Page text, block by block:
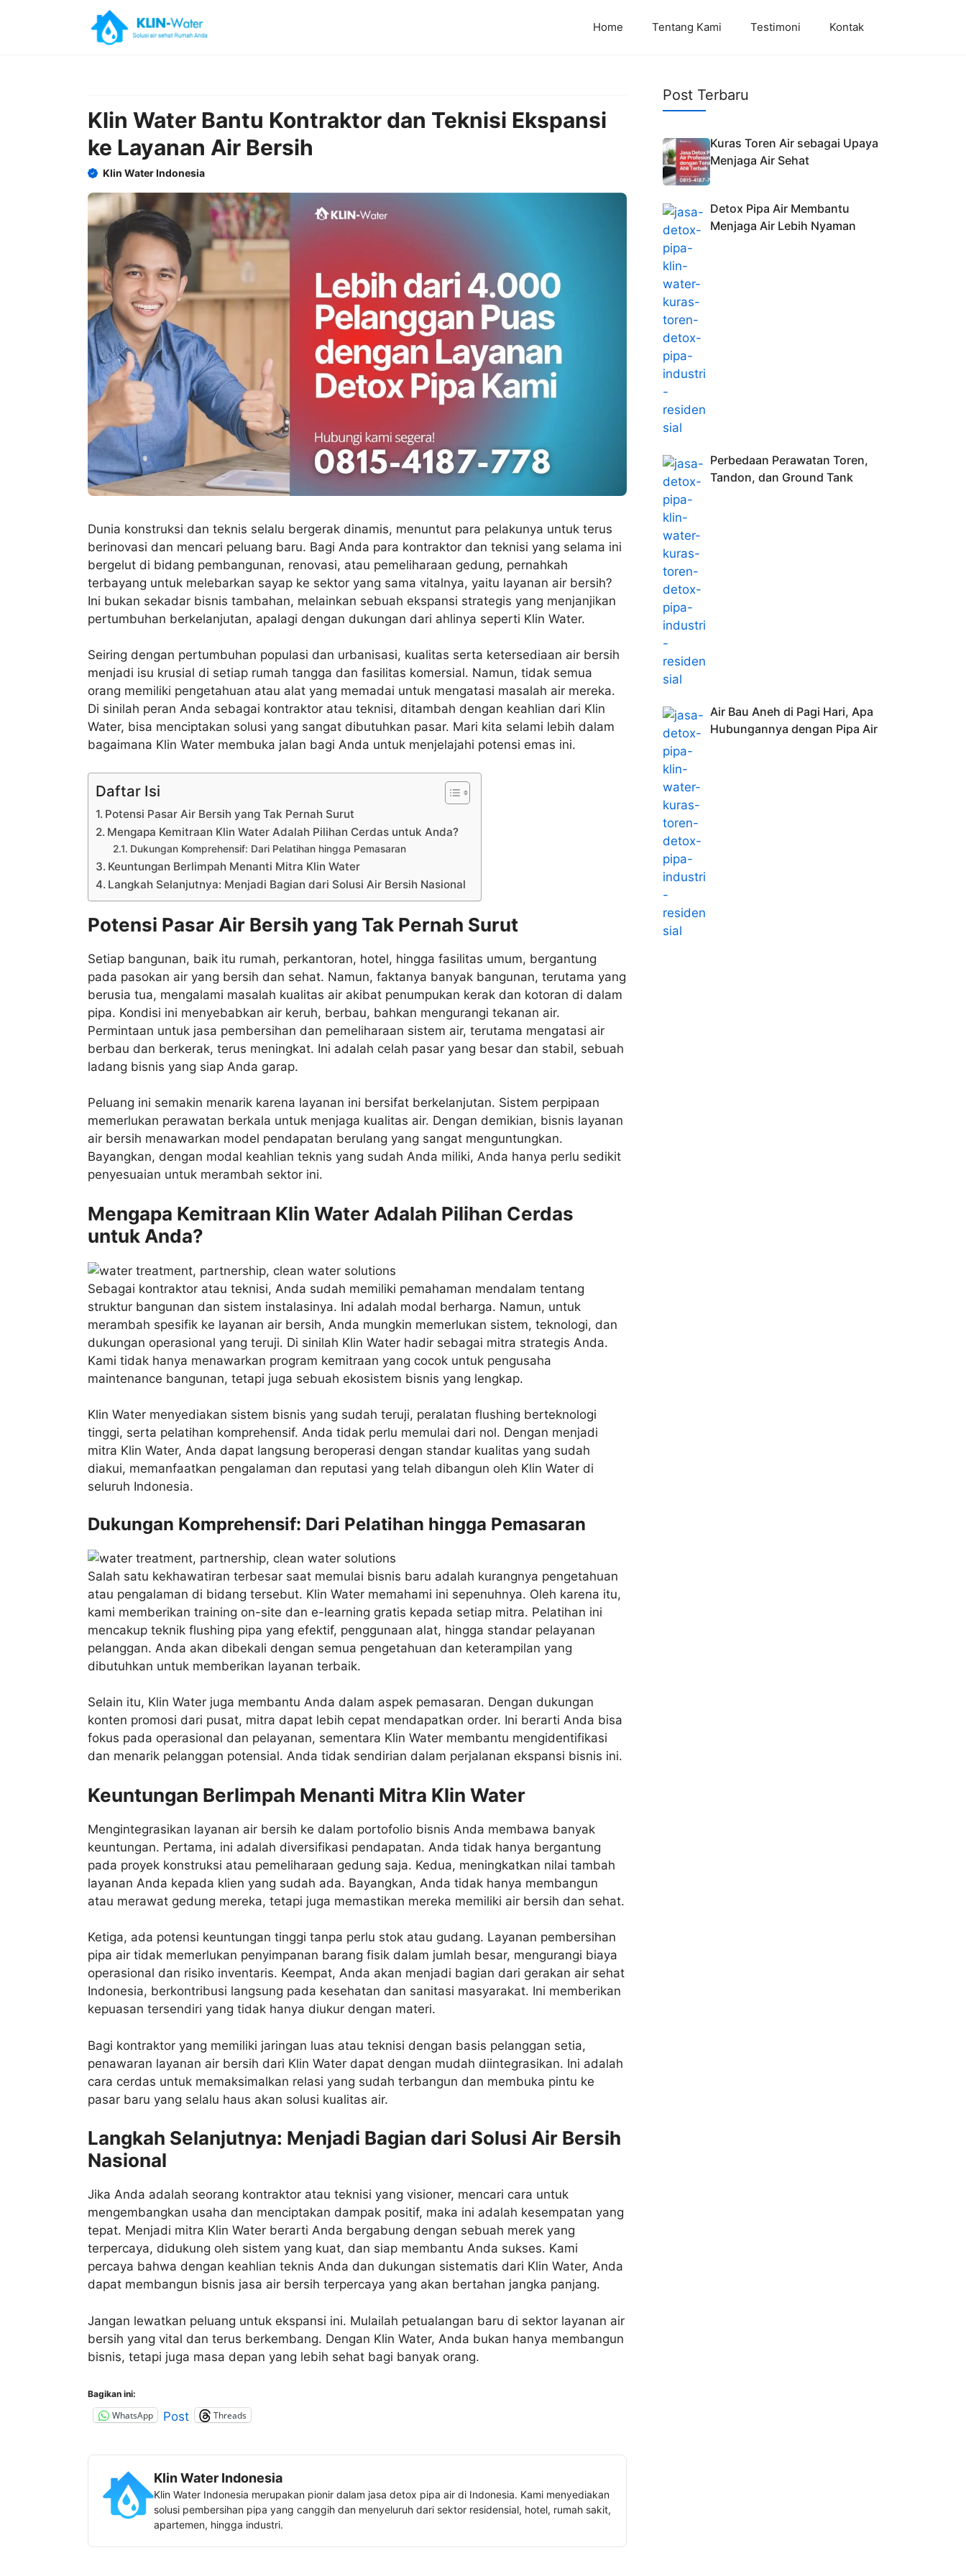
Home Tentang Kami Testimoni Kontak
Klin Water Bantu Kontraktor dan Teknisi Ekspansi
ke Layanan Air Bersih
Klin Water Indonesia
Dunia konstruksi dan teknis selalu bergerak dinamis, menuntut para pelakunya untuk terus
berinovasi dan mencari peluang baru. Bagi Anda para kontraktor dan teknisi yang selama ini
bergelut di bidang pembangunan, renovasi, atau pemeliharaan gedung, pernahkah
terbayang untuk melebarkan sayap ke sektor yang sama vitalnya, yaitu layanan air bersih?
Ini bukan sekadar bisnis tambahan, melainkan sebuah ekspansi strategis yang menjanjikan
pertumbuhan berkelanjutan, apalagi dengan dukungan dari ahlinya seperti Klin Water.
Seiring dengan pertumbuhan populasi dan urbanisasi, kualitas serta ketersediaan air bersih
menjadi isu krusial di setiap rumah tangga dan fasilitas komersial. Namun, tidak semua
orang memiliki pengetahuan atau alat yang memadai untuk mengatasi masalah air mereka.
Di sinilah peran Anda sebagai kontraktor atau teknisi, ditambah dengan keahlian dari Klin
Water, bisa menciptakan solusi yang sangat dibutuhkan pasar. Mari kita selami lebih dalam
bagaimana Klin Water membuka jalan bagi Anda untuk menjelajahi potensi emas ini.
Daftar Isi
Potensi Pasar Air Bersih yang Tak Pernah Surut
Mengapa Kemitraan Klin Water Adalah Pilihan Cerdas untuk Anda?
Dukungan Komprehensif: Dari Pelatihan hingga Pemasaran
Keuntungan Berlimpah Menanti Mitra Klin Water
Langkah Selanjutnya: Menjadi Bagian dari Solusi Air Bersih Nasional
Potensi Pasar Air Bersih yang Tak Pernah Surut
Setiap bangunan, baik itu rumah, perkantoran, hotel, hingga fasilitas umum, bergantung
pada pasokan air yang bersih dan sehat. Namun, faktanya banyak bangunan, terutama yang
berusia tua, mengalami masalah kualitas air akibat penumpukan kerak dan kotoran di dalam
pipa. Kondisi ini menyebabkan air keruh, berbau, bahkan mengurangi tekanan air.
Permintaan untuk jasa pembersihan dan pemeliharaan sistem air, terutama mengatasi air
berbau dan berkerak, terus meningkat. Ini adalah celah pasar yang besar dan stabil, sebuah
ladang bisnis yang siap Anda garap.
Peluang ini semakin menarik karena layanan ini bersifat berkelanjutan. Sistem perpipaan
memerlukan perawatan berkala untuk menjaga kualitas air. Dengan demikian, bisnis layanan
air bersih menawarkan model pendapatan berulang yang sangat menguntungkan.
Bayangkan, dengan modal keahlian teknis yang sudah Anda miliki, Anda hanya perlu sedikit
penyesuaian untuk merambah sektor ini.
Mengapa Kemitraan Klin Water Adalah Pilihan Cerdas
untuk Anda?
Sebagai kontraktor atau teknisi, Anda sudah memiliki pemahaman mendalam tentang
struktur bangunan dan sistem instalasinya. Ini adalah modal berharga. Namun, untuk
merambah spesifik ke layanan air bersih, Anda mungkin memerlukan sistem, teknologi, dan
dukungan operasional yang teruji. Di sinilah Klin Water hadir sebagai mitra strategis Anda.
Kami tidak hanya menawarkan program kemitraan yang cocok untuk pengusaha
maintenance bangunan, tetapi juga sebuah ekosistem bisnis yang lengkap.
Klin Water menyediakan sistem bisnis yang sudah teruji, peralatan flushing berteknologi
tinggi, serta pelatihan komprehensif. Anda tidak perlu memulai dari nol. Dengan menjadi
mitra Klin Water, Anda dapat langsung beroperasi dengan standar kualitas yang sudah
diakui, memanfaatkan pengalaman dan reputasi yang telah dibangun oleh Klin Water di
seluruh Indonesia.
Dukungan Komprehensif: Dari Pelatihan hingga Pemasaran
Salah satu kekhawatiran terbesar saat memulai bisnis baru adalah kurangnya pengetahuan
atau pengalaman di bidang tersebut. Klin Water memahami ini sepenuhnya. Oleh karena itu,
kami memberikan training on-site dan e-learning gratis kepada setiap mitra. Pelatihan ini
mencakup teknik flushing pipa yang efektif, penggunaan alat, hingga standar pelayanan
pelanggan. Anda akan dibekali dengan semua pengetahuan dan keterampilan yang
dibutuhkan untuk memberikan layanan terbaik.
Selain itu, Klin Water juga membantu Anda dalam aspek pemasaran. Dengan dukungan
konten promosi dari pusat, mitra dapat lebih cepat mendapatkan order. Ini berarti Anda bisa
fokus pada operasional dan pelayanan, sementara Klin Water membantu mengidentifikasi
dan menarik pelanggan potensial. Anda tidak sendirian dalam perjalanan ekspansi bisnis ini.
Keuntungan Berlimpah Menanti Mitra Klin Water
Mengintegrasikan layanan air bersih ke dalam portofolio bisnis Anda membawa banyak
keuntungan. Pertama, ini adalah diversifikasi pendapatan. Anda tidak hanya bergantung
pada proyek konstruksi atau pemeliharaan gedung saja. Kedua, meningkatkan nilai tambah
layanan Anda kepada klien yang sudah ada. Bayangkan, Anda tidak hanya membangun
atau merawat gedung mereka, tetapi juga memastikan mereka memiliki air bersih dan sehat.
Ketiga, ada potensi keuntungan tinggi tanpa perlu stok atau gudang. Layanan pembersihan
pipa air tidak memerlukan penyimpanan barang fisik dalam jumlah besar, mengurangi biaya
operasional dan risiko inventaris. Keempat, Anda akan menjadi bagian dari gerakan air sehat
Indonesia, berkontribusi langsung pada kesehatan dan sanitasi masyarakat. Ini memberikan
kepuasan tersendiri yang tidak hanya diukur dengan materi.
Bagi kontraktor yang memiliki jaringan luas atau teknisi dengan basis pelanggan setia,
penawaran layanan air bersih dari Klin Water dapat dengan mudah diintegrasikan. Ini adalah
cara cerdas untuk memaksimalkan relasi yang sudah terbangun dan membuka pintu ke
pasar baru yang selalu haus akan solusi kualitas air.
Langkah Selanjutnya: Menjadi Bagian dari Solusi Air Bersih
Nasional
Jika Anda adalah seorang kontraktor atau teknisi yang visioner, mencari cara untuk
mengembangkan usaha dan menciptakan dampak positif, maka ini adalah kesempatan yang
tepat. Menjadi mitra Klin Water berarti Anda bergabung dengan sebuah merek yang
terpercaya, didukung oleh sistem yang kuat, dan siap membantu Anda sukses. Kami
percaya bahwa dengan keahlian teknis Anda dan dukungan sistematis dari Klin Water, Anda
dapat membangun bisnis jasa air bersih terpercaya yang akan bertahan jangka panjang.
Jangan lewatkan peluang untuk ekspansi ini. Mulailah petualangan baru di sektor layanan air
bersih yang vital dan terus berkembang. Dengan Klin Water, Anda bukan hanya membangun
bisnis, tetapi juga masa depan yang lebih sehat bagi banyak orang.
Bagikan ini:
WhatsApp Post Threads
Klin Water Indonesia
Klin Water Indonesia merupakan pionir dalam jasa detox pipa air di Indonesia. Kami menyediakan
solusi pembersihan pipa yang canggih dan menyeluruh dari sektor residensial, hotel, rumah sakit,
apartemen, hingga industri.
Post Terbaru
Kuras Toren Air sebagai Upaya
Menjaga Air Sehat
Detox Pipa Air Membantu
Menjaga Air Lebih Nyaman
Perbedaan Perawatan Toren,
Tandon, dan Ground Tank
Air Bau Aneh di Pagi Hari, Apa
Hubungannya dengan Pipa Air